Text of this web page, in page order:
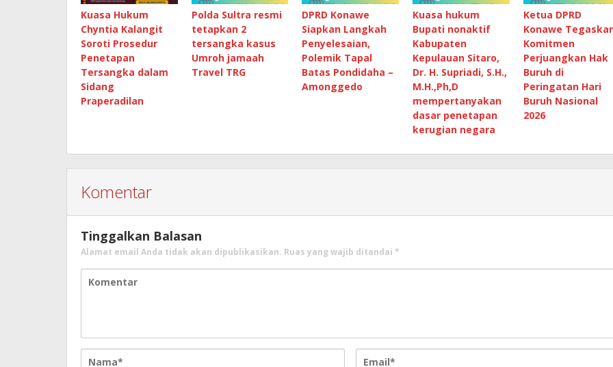
Kuasa Hukum
Chyntia Kalangit
Soroti Prosedur
Penetapan
Tersangka dalam
Sidang
Praperadilan
Polda Sultra resmi
tetapkan 2
tersangka kasus
Umroh jamaah
Travel TRG
DPRD Konawe
Siapkan Langkah
Penyelesaian,
Polemik Tapal
Batas Pondidaha –
Amonggedo
Kuasa hukum
Bupati nonaktif
Kabupaten
Kepulauan Sitaro,
Dr. H. Supriadi, S.H.,
M.H.,Ph,D
mempertanyakan
dasar penetapan
kerugian negara
Ketua DPRD
Konawe
Komitmen
Perjuangkan Hak
Buruh di
Peringatan Hari
Buruh Nasional
2026
Komentar
Tinggalkan Balasan
Alamat email Anda tidak akan dipublikasikan. Ruas yang wajib ditandai *